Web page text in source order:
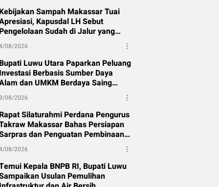
Kebijakan Sampah Makassar Tuai
Kapusdal LH Sebut
Pengelolaan Sudah di Jalur yang
Tepat
08/2026
Bupati Luwu Utara Paparkan Peluang
Investasi Berbasis Sumber Daya
dan UMKM Berdaya Saing
Global
08/2026
Rapat Silaturahmi Perdana Pengurus
Makassar Bahas Persiapan
dan Penguatan Pembinaan
Atlet
08/2026
Kepala BNPB RI, Bupati Luwu
Usulan Pemulihan